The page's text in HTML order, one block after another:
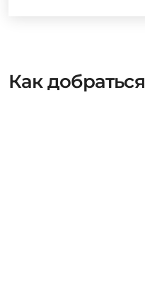
Как добраться